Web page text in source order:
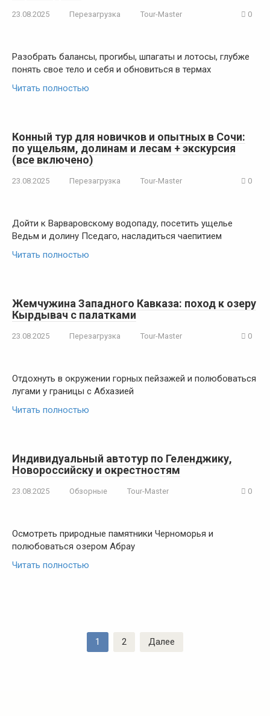
23.08.2025 Перезагрузка Tour-Master 0
Разобрать балансы, прогибы, шпагаты и лотосы, глубже
понять свое тело и себя и обновиться в термах
Читать полностью
Конный тур для новичков и опытных в Сочи:
по ущельям, долинам и лесам + экскурсия
(все включено)
23.08.2025 Перезагрузка Tour-Master 0
Дойти к Варваровскому водопаду, посетить ущелье
Ведьм и долину Пседаго, насладиться чаепитием
Читать полностью
Жемчужина Западного Кавказа: поход к озеру
Кырдывач с палатками
23.08.2025 Перезагрузка Tour-Master 0
Отдохнуть в окружении горных пейзажей и полюбоваться
лугами у границы с Абхазией
Читать полностью
Индивидуальный автотур по Геленджику,
Новороссийску и окрестностям
23.08.2025 Обзорные Tour-Master 0
Осмотреть природные памятники Черноморья и
полюбоваться озером Абрау
Читать полностью
1 2 Далее